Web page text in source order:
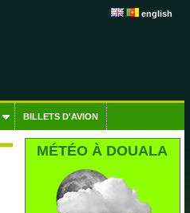
english
BILLETS D'AVION
MÉTÉO À DOUALA